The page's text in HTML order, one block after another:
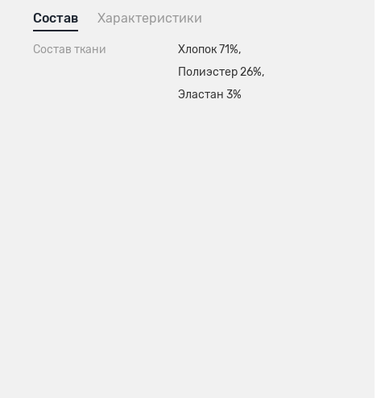
Состав Характеристики
Состав ткани
Хлопок 71%,
Полиэстер 26%,
Эластан 3%